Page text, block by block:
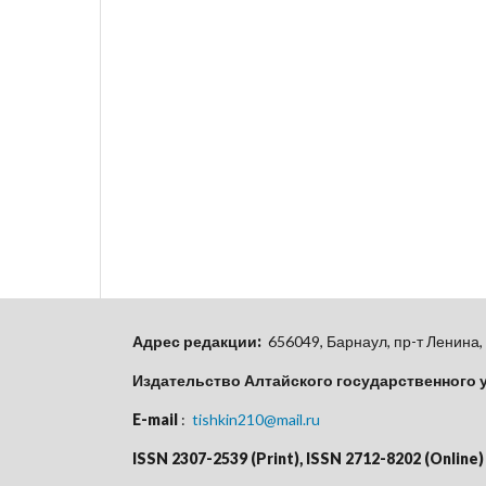
Адрес редакции: 656049, Барнаул, пр-т Ленина,
Издательство Алтайского государственного
E-mail : tishkin210@mail.ru
ISSN 2307-2539 (Print), ISSN 2712-8202 (Online)